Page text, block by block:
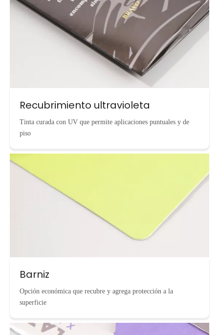
Recubrimiento ultravioleta
Tinta curada con UV que permite aplicaciones puntuales y de
piso
Barniz
Opción económica que recubre y agrega protección a la
superficie